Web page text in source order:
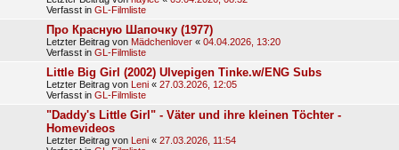
Verfasst in GL-Filmliste
Про Красную Шапочку (1977)
Letzter Beitrag von Mädchenlover « 04.04.2026, 13:20
Verfasst in GL-Filmliste
Little Big Girl (2002) Ulvepigen Tinke.w/ENG Subs
Letzter Beitrag von Leni « 27.03.2026, 12:05
Verfasst in GL-Filmliste
"Daddy's Little Girl" - Väter und ihre kleinen Töchter -
Homevideos
Letzter Beitrag von Leni « 27.03.2026, 11:54